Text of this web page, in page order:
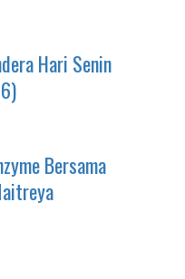
Hari Senin
Bersama